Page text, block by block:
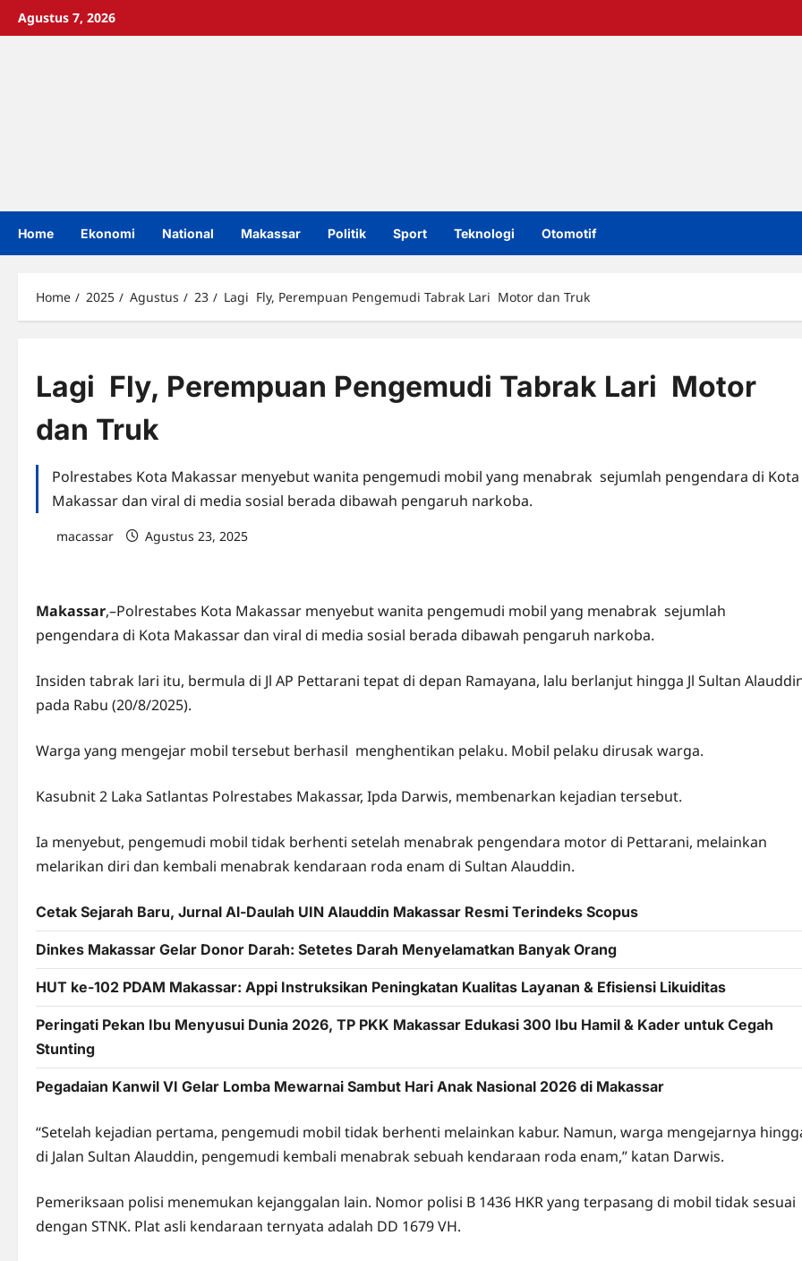
SkipAgustus 7, 2026
Home Ekonomi National Makassar Politik Sport Teknologi Otomotif
Home 2025 Agustus 23 Lagi Fly, Perempuan Pengemudi Tabrak Lari Motor dan Truk
Lagi Fly, Perempuan Pengemudi Tabrak Lari Motor
dan Truk
Polrestabes Kota Makassar menyebut wanita pengemudi mobil yang menabrak sejumlah pengendara di Kota
Makassar dan viral di media sosial berada dibawah pengaruh narkoba.
macassar Agustus 23, 2025
Makassar,–Polrestabes Kota Makassar menyebut wanita pengemudi mobil yang menabrak sejumlah
pengendara di Kota Makassar dan viral di media sosial berada dibawah pengaruh narkoba.
Insiden tabrak lari itu, bermula di Jl AP Pettarani tepat di depan Ramayana, lalu berlanjut hingga Jl Sultan
pada Rabu (20/8/2025).
Warga yang mengejar mobil tersebut berhasil menghentikan pelaku. Mobil pelaku dirusak warga.
Kasubnit 2 Laka Satlantas Polrestabes Makassar, Ipda Darwis, membenarkan kejadian tersebut.
Ia menyebut, pengemudi mobil tidak berhenti setelah menabrak pengendara motor di Pettarani, melainkan
melarikan diri dan kembali menabrak kendaraan roda enam di Sultan Alauddin.
Cetak Sejarah Baru, Jurnal Al-Daulah UIN Alauddin Makassar Resmi Terindeks Scopus
Dinkes Makassar Gelar Donor Darah: Setetes Darah Menyelamatkan Banyak Orang
HUT ke-102 PDAM Makassar: Appi Instruksikan Peningkatan Kualitas Layanan & Efisiensi Likuiditas
Peringati Pekan Ibu Menyusui Dunia 2026, TP PKK Makassar Edukasi 300 Ibu Hamil & Kader untuk Cegah
Stunting
Pegadaian Kanwil VI Gelar Lomba Mewarnai Sambut Hari Anak Nasional 2026 di Makassar
“Setelah kejadian pertama, pengemudi mobil tidak berhenti melainkan kabur. Namun, warga mengejarnya
di Jalan Sultan Alauddin, pengemudi kembali menabrak sebuah kendaraan roda enam,” katan Darwis.
Pemeriksaan polisi menemukan kejanggalan lain. Nomor polisi B 1436 HKR yang terpasang di mobil tidak sesuai
dengan STNK. Plat asli kendaraan ternyata adalah DD 1679 VH.